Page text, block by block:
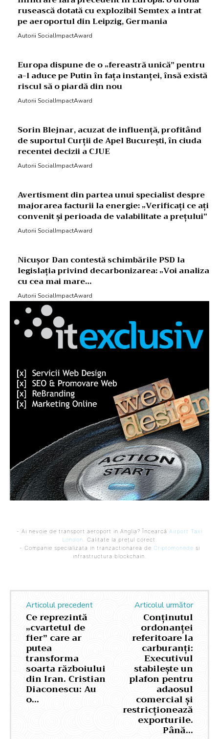
rusească dotată cu explozibil Semtex a intrat
pe aeroportul din Leipzig, Germania
Autorii SocialImpactAward
Europa dispune de o „fereastră unică” pentru
a-l aduce pe Putin în fața instanței, însă există
riscul să o piardă din nou
Autorii SocialImpactAward
Sorin Blejnar, acuzat de influență, profitând
de suportul Curții de Apel București, în ciuda
recentei decizii a CJUE
Autorii SocialImpactAward
Avertisment din partea unui specialist despre
majorarea facturii la energie: „Verificați ce ați
convenit și perioada de valabilitate a prețului”
Autorii SocialImpactAward
Nicușor Dan contestă schimbările PSD la
legislația privind decarbonizarea: „Voi analiza
cu cea mai mare…
Autorii SocialImpactAward
- Ai nevoie de transport aeroport in Anglia? Încearcă Airport Taxi
London. Calitate la prețul corect.
- Companie specializata in tranzactionarea de Criptomonede si
infrastructura blockchain.
Articolul precedent
Ce reprezintă
„cvartetul de
fier” care ar
putea
transforma
soarta războiului
din Iran. Cristian
Diaconescu: Au
o…
Articolul următor
Conținutul
ordonanței
referitoare la
carburanți:
Executivul
stabilește un
plafon pentru
adaosul
comercial și
restricționează
exporturile.
Până…